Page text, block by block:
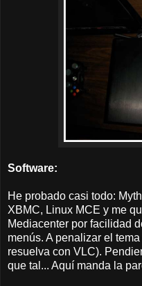
Software:
He probado casi todo:
XBMC, Linux MCE y me
Mediacenter por facilidad
menús. A penalizar el
resuelva con VLC).
que tal... Aquí manda la